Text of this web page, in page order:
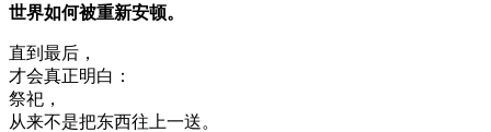
世界如何被重新安顿。
直到最后，
才会真正明白：
祭祀，
从来不是把东西往上一送。